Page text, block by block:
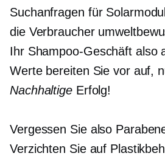
Suchanfragen für
die Verbraucher
Ihr Shampoo-Geschäft also
Werte bereiten Sie vor auf,
NachhaltigeErfolg!
Vergessen Sie also
Verzichten Sie auf